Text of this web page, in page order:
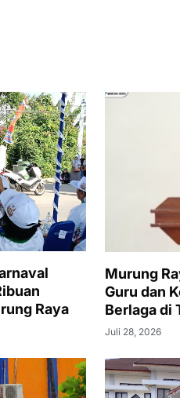
Raya
Murung
Guru dan
Berlaga di
Juli 28, 2026